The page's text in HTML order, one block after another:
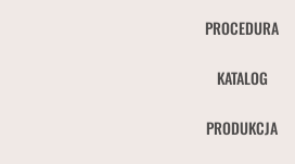
PROCEDURA
KATALOG
PRODUKCJA